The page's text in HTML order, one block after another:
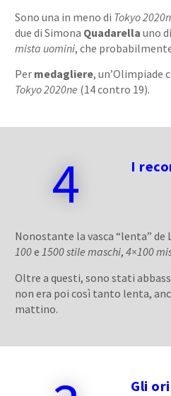
Sono una in meno di Tokyo
due di Simona Quadarella uno
mista uomini, che
Per medagliere, un’Olimpiade
Tokyo 2020ne (14 contro 19).
4 I
Nonostante la vasca “lenta”
100e1500 stile maschi,4×100
Oltre a questi, sono stati
non era poi così tanto lenta,
mattino.
Gli